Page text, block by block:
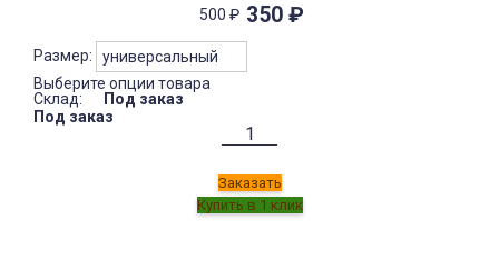
500 ₽ 350 ₽
Размер:
Выберите опции товара
Склад:
Под заказ
Под заказ
Заказать